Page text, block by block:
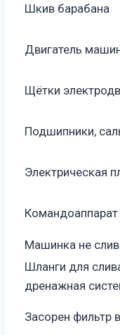
Шкив барабана
Двигатель
Щётки
Подшипники,
Электрическая
Командоаппарат
Машинка не
Шланги для
дренажная
Засорен фильтр